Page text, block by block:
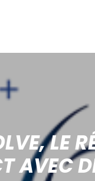
LE
AVEC